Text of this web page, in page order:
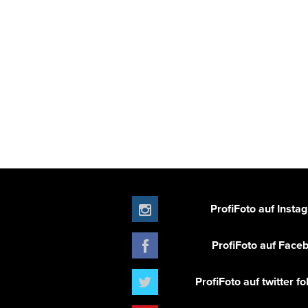
ProfiFoto auf
ProfiFoto auf
ProfiFoto auf twitter